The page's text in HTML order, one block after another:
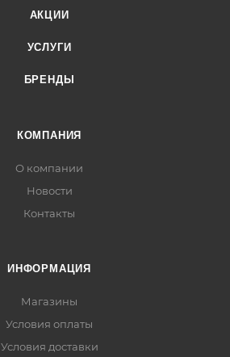
АКЦИИ
УСЛУГИ
БРЕНДЫ
КОМПАНИЯ
О компании
Новости
Контакты
ИНФОРМАЦИЯ
Магазины
Условия оплаты
Условия доставки